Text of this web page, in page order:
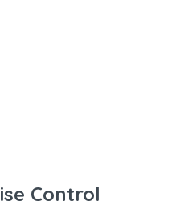
Control